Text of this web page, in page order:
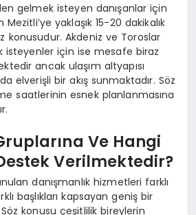
gelmek isteyen danışanlar için
yaklaşık 15-20 dakikalık
konusudur. Akdeniz ve Toroslar
isteyenler için ise mesafe biraz
ancak ulaşım altyapısı
elverişli bir akış sunmaktadır. Söz
saatlerinin esnek planlanmasına
Ve Hangi
Verilmektedir?
danışmanlık hizmetleri farklı
başlıkları kapsayan geniş bir
konusu çeşitlilik bireylerin